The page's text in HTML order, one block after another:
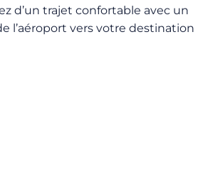
d’un trajet confortable avec un
l’aéroport vers votre destination